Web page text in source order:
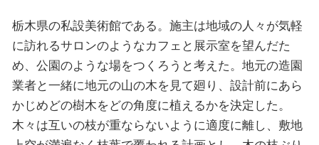
栃木県の私設美術館である。施主は地域の人々が気軽
に訪れるサロンのようなカフェと展示室を望んだた
め、公園のような場をつくろうと考えた。地元の造園
業者と一緒に地元の山の木を見て廻り、設計前にあら
かじめどの樹木をどの角度に植えるかを決定した。
木々は互いの枝が重ならないように適度に離し、敷地